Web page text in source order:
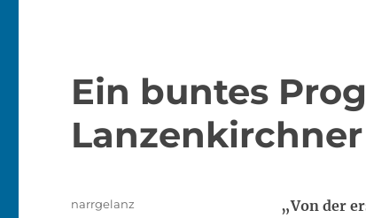
Ein buntes
„Von der
Autor
narrgelanz